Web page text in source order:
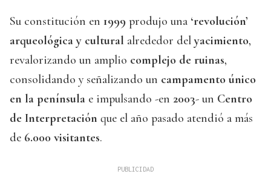
Su constitución en 1999 produjo una ‘revolución’
arqueológica y cultural alrededor delyacimiento,
revalorizando un amplio complejo de ruinas,
consolidando y señalizando un campamento único
en la península e impulsando -en 2003- un Centro
de Interpretación que el año pasado atendió a más
de 6.000 visitantes.